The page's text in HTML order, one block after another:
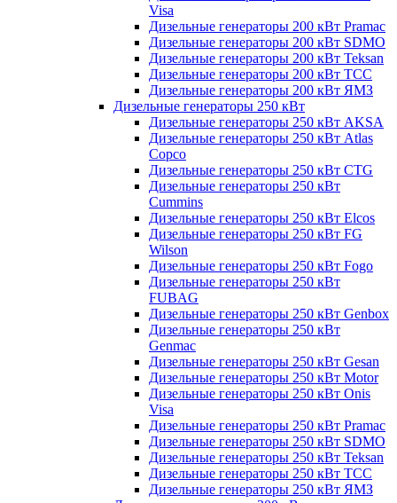
Visa
Дизельные генераторы 200 кВт Pramac
Дизельные генераторы 200 кВт SDMO
Дизельные генераторы 200 кВт Teksan
Дизельные генераторы 200 кВт ТСС
Дизельные генераторы 200 кВт ЯМЗ
Дизельные генераторы 250 кВт
Дизельные генераторы 250 кВт AKSA
Дизельные генераторы 250 кВт Atlas
Copco
Дизельные генераторы 250 кВт CTG
Дизельные генераторы 250 кВт
Cummins
Дизельные генераторы 250 кВт Elcos
Дизельные генераторы 250 кВт FG
Wilson
Дизельные генераторы 250 кВт Fogo
Дизельные генераторы 250 кВт
FUBAG
Дизельные генераторы 250 кВт Genbox
Дизельные генераторы 250 кВт
Genmac
Дизельные генераторы 250 кВт Gesan
Дизельные генераторы 250 кВт Motor
Дизельные генераторы 250 кВт Onis
Visa
Дизельные генераторы 250 кВт Pramac
Дизельные генераторы 250 кВт SDMO
Дизельные генераторы 250 кВт Teksan
Дизельные генераторы 250 кВт ТСС
Дизельные генераторы 250 кВт ЯМЗ